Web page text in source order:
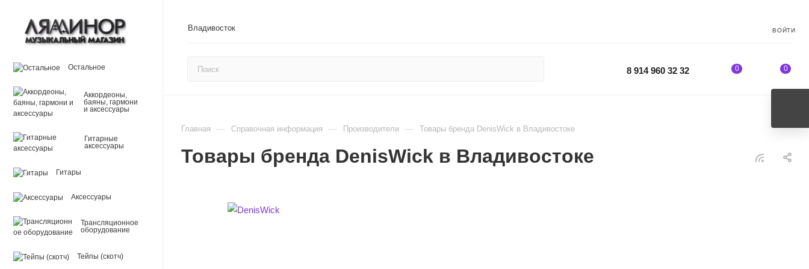
Владивосток ВОЙТИ
8 914 960 32 32 0 0
Остальное
Аккордеоны,
баяны, гармони
и аксессуары
Гитарные
аксессуары
Гитары
Аксессуары
Трансляционное
оборудование
Тейпы (скотч)
Главная — Справочная информация — Производители — Товары бренда DenisWick в Владивостоке
Товары бренда DenisWick в Владивостоке